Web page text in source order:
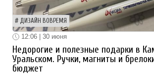
ДИЗАЙН ВОВРЕМЯ
12:06 | 30 июня
Недорогие и полезные подарки в
Уральском. Ручки, магниты и
бюджет